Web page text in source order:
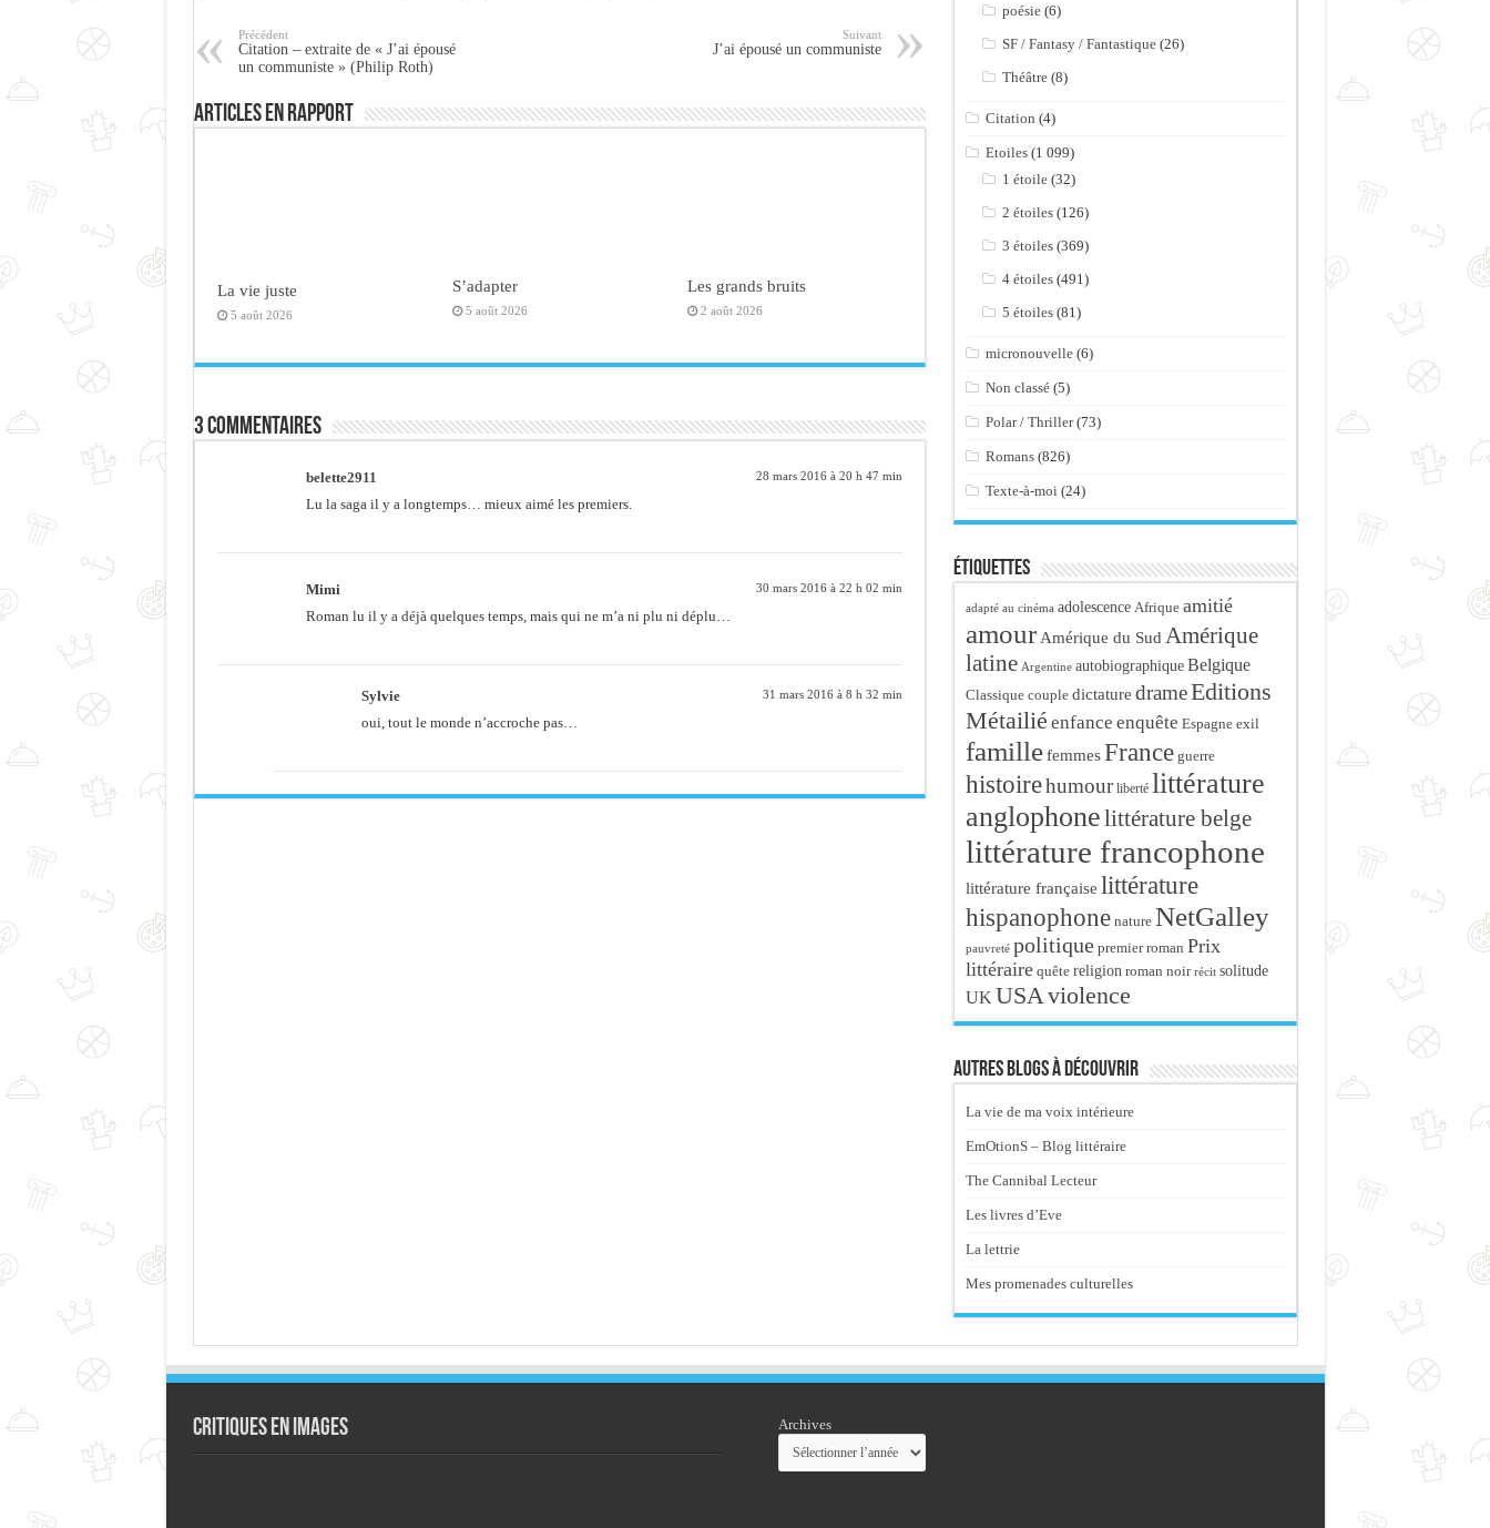
Précédent
Citation – extraite de « J’ai épousé
un communiste » (Philip Roth)
Suivant
J’ai épousé un communiste
Articles en rapport
La vie juste
5 août 2026
S’adapter
5 août 2026
Les grands bruits
2 août 2026
3 commentaires
belette2911 28 mars 2016 à 20 h 47 min
Lu la saga il y a longtemps… mieux aimé les premiers.
Mimi 30 mars 2016 à 22 h 02 min
Roman lu il y a déjà quelques temps, mais qui ne m’a ni plu ni déplu…
Sylvie 31 mars 2016 à 8 h 32 min
oui, tout le monde n’accroche pas…
poésie (6)
SF / Fantasy / Fantastique (26)
Théâtre (8)
Citation (4)
Etoiles (1 099)
1 étoile (32)
2 étoiles (126)
3 étoiles (369)
4 étoiles (491)
5 étoiles (81)
micronouvelle (6)
Non classé (5)
Polar / Thriller(73)
Romans (826)
Texte-à-moi (24)
Étiquettes
adapté au cinéma adolescence Afrique amitié
amour Amérique du Sud Amérique
latine Argentine autobiographique Belgique
Classique couple dictature drameEditions
Métailié enfance enquête Espagne exil
famille femmes France guerre
histoirehumour liberté littérature
anglophonelittérature belge
littérature francophone
littérature française littérature
hispanophone nature NetGalley
pauvreté politique premier roman Prix
littéraire quête religion roman noir récit solitude
UK USA violence
Autres blogs à découvrir
La vie de ma voix intérieure
EmOtionS – Blog littéraire
The Cannibal Lecteur
Les livres d’Eve
La lettrie
Mes promenades culturelles
Critiques en images Archives